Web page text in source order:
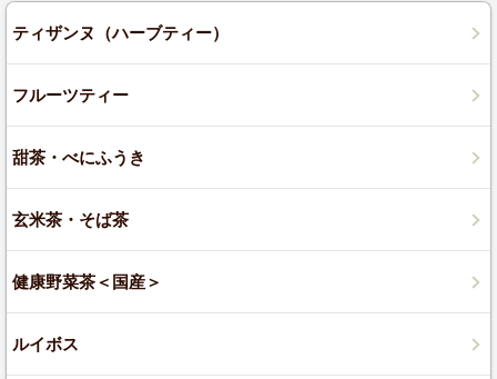
ティザンヌ（ハーブティー）
フルーツティー
甜茶・べにふうき
玄米茶・そば茶
健康野菜茶＜国産＞
ルイボス